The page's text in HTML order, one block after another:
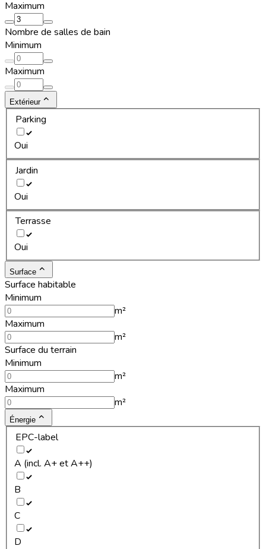
Maximum
Nombre de salles de bain
Minimum
Maximum
Extérieur
Parking
Oui
Jardin
Oui
Terrasse
Oui
Surface
Surface habitable
Minimum
m²
Maximum
m²
Surface du terrain
Minimum
m²
Maximum
m²
Énergie
EPC-label
A (incl. A+ et A++)
B
C
D